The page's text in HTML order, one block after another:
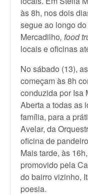
às 8h, nos dois
segue ao longo
Mercadilho, food
locais e oficinas
No sábado (13),
começam às 8h
conduzida por Isa
Aberta a todas as
família, para a
Avelar, da
oficina de
Mais tarde, às
promovido pela
do bairro vizinho,
poesia.